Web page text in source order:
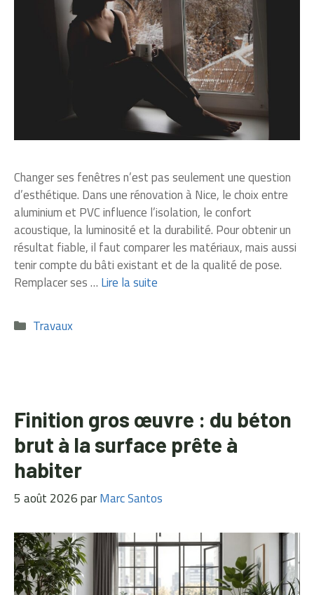
Changer ses fenêtres n’est pas seulement une question
d’esthétique. Dans une rénovation à Nice, le choix entre
aluminium et PVC influence l’isolation, le confort
acoustique, la luminosité et la durabilité. Pour obtenir un
résultat fiable, il faut comparer les matériaux, mais aussi
tenir compte du bâti existant et de la qualité de pose.
Remplacer ses … Lire la suite
Catégories
Travaux
Finition gros œuvre : du béton
brut à la surface prête à
habiter
5 août 2026parMarc Santos